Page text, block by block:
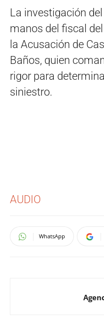
La investigación
manos del fiscal
la Acusación de
Baños, quien
rigor para
siniestro.
AUDIO
WhatsApp